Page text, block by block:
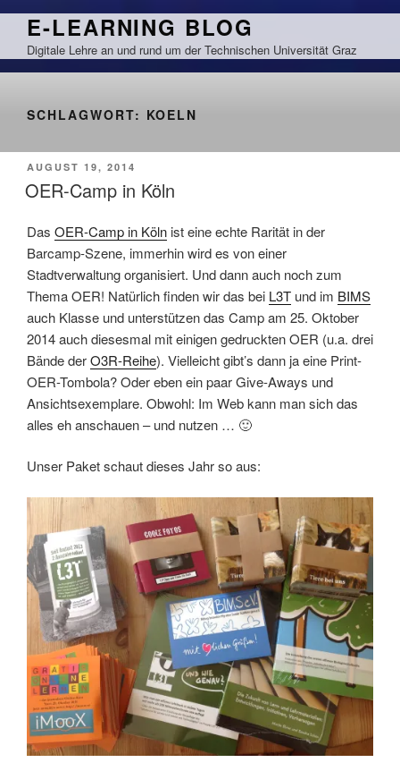
Zum
springen
E-LEARNING BLOG
Digitale Lehre an und rund um der Technischen Universität Graz
SCHLAGWORT: KOELN
VERÖFFENTLICHT
AM
AUGUST 19, 2014
OER-Camp in Köln
Das OER-Camp in Köln ist eine echte Rarität in der
Barcamp-Szene, immerhin wird es von einer
Stadtverwaltung organisiert. Und dann auch noch zum
Thema OER! Natürlich finden wir das bei L3T und im BIMS
auch Klasse und unterstützen das Camp am 25. Oktober
2014 auch diesesmal mit einigen gedruckten OER (u.a. drei
Bände derO3R-Reihe). Vielleicht gibt’s dann ja eine Print-
OER-Tombola? Oder eben ein paar Give-Aways und
Ansichtsexemplare. Obwohl: Im Web kann man sich das
alles eh anschauen – und nutzen … 🙂
Unser Paket schaut dieses Jahr so aus: